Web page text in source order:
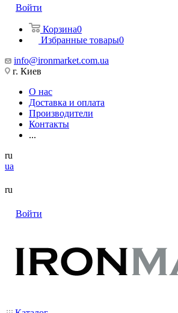
Войти
Корзина0
Избранные товары0
info@ironmarket.com.ua
г. Киев
О нас
Доставка и оплата
Производители
Контакты
...
ru
ua
ru
Войти